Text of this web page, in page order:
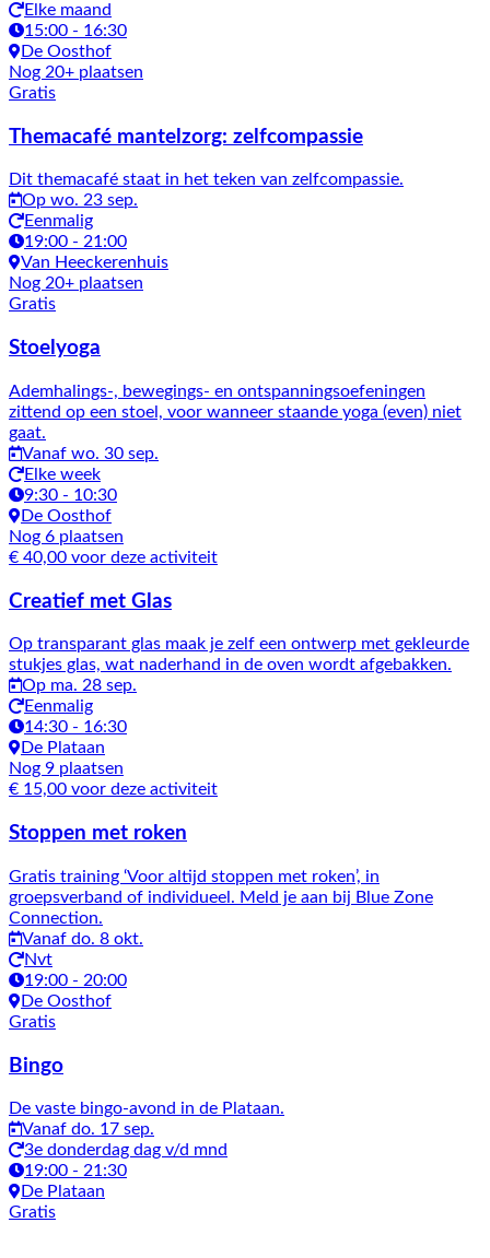
Elke maand
15:00 - 16:30
De Oosthof
Nog 20+ plaatsen
Gratis
Themacafé mantelzorg: zelfcompassie
Dit themacafé staat in het teken van zelfcompassie.
Op wo. 23 sep.
Eenmalig
19:00 - 21:00
Van Heeckerenhuis
Nog 20+ plaatsen
Gratis
Stoelyoga
Ademhalings-, bewegings- en ontspanningsoefeningen
zittend op een stoel, voor wanneer staande yoga (even) niet
gaat.
Vanaf wo. 30 sep.
Elke week
9:30 - 10:30
De Oosthof
Nog 6 plaatsen
€ 40,00 voor deze activiteit
Creatief met Glas
Op transparant glas maak je zelf een ontwerp met gekleurde
stukjes glas, wat naderhand in de oven wordt afgebakken.
Op ma. 28 sep.
Eenmalig
14:30 - 16:30
De Plataan
Nog 9 plaatsen
€ 15,00 voor deze activiteit
Stoppen met roken
Gratis training ‘Voor altijd stoppen met roken’, in
groepsverband of individueel. Meld je aan bij Blue Zone
Connection.
Vanaf do. 8 okt.
Nvt
19:00 - 20:00
De Oosthof
Gratis
Bingo
De vaste bingo-avond in de Plataan.
Vanaf do. 17 sep.
3e donderdag dag v/d mnd
19:00 - 21:30
De Plataan
Gratis